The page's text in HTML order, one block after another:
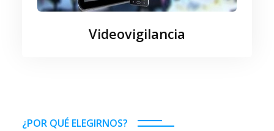
Videovigilancia
¿POR QUÉ ELEGIRNOS?